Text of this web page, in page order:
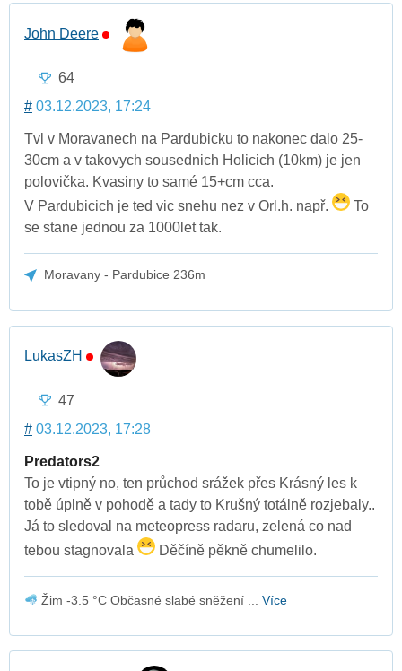
John Deere
64
# 03.12.2023, 17:24
Tvl v Moravanech na Pardubicku to nakonec dalo 25-
30cm a v takovych sousednich Holicich (10km) je jen
polovička. Kvasiny to samé 15+cm cca.
V Pardubicich je ted vic snehu nez v Orl.h. např.
To
se stane jednou za 1000let tak.
Moravany - Pardubice 236m
LukasZH
47
# 03.12.2023, 17:28
Predators2
To je vtipný no, ten průchod srážek přes Krásný les k
tobě úplně v pohodě a tady to Krušný totálně rozjebaly..
Já to sledoval na meteopress radaru, zelená co nad
tebou stagnovala
Děčíně pěkně chumelilo.
Žim -3.5 °C Občasné slabé sněžení ... Více